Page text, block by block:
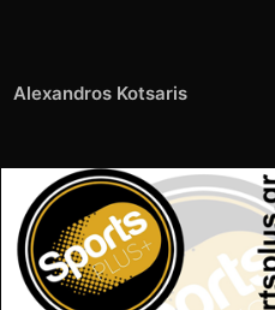
Alexandros Kotsaris